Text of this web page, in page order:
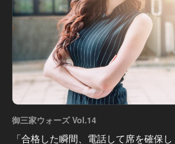
御三家ウォーズ Vol.14
「合格した瞬間、電話して席を確保し